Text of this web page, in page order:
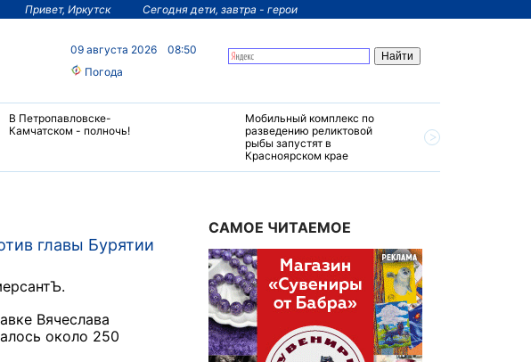
Привет, Иркутск Сегодня дети, завтра - герои
09 августа 2026
08:50
Погода
В Петропавловске-
Камчатском - полночь!
Мобильный комплекс по
разведению реликтовой
рыбы запустят в
Красноярском крае
главы Бурятии
Вячеслава
около 250
САМОЕ ЧИТАЕМОЕ